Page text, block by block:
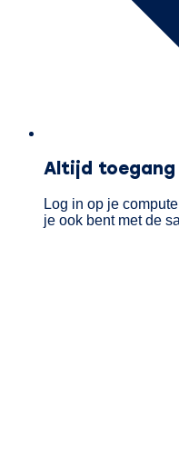
Altijd toegang
Log in op je
je ook bent met de